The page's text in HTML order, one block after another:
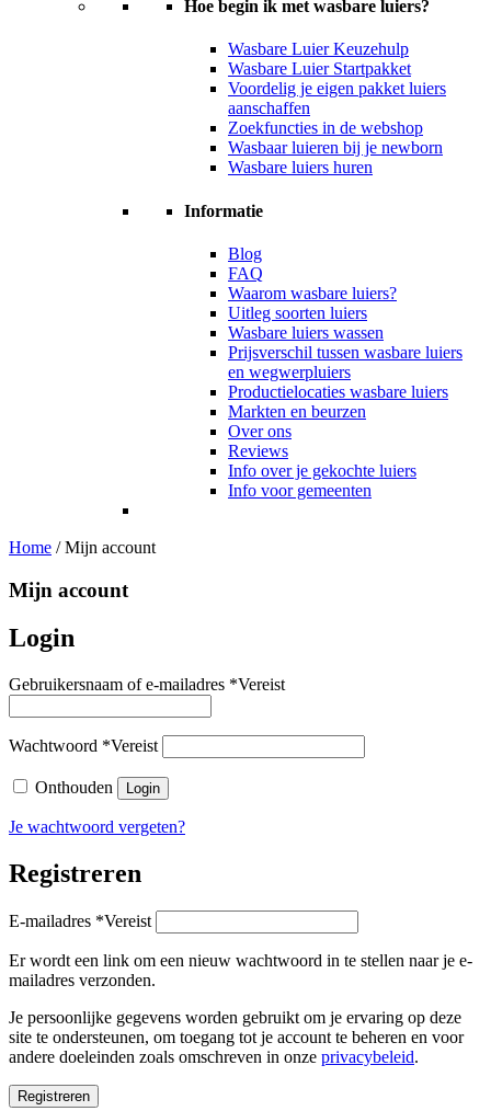
Hoe begin ik met wasbare luiers?
Wasbare Luier Keuzehulp
Wasbare Luier Startpakket
Voordelig je eigen pakket luiers
aanschaffen
Zoekfuncties in de webshop
Wasbaar luieren bij je newborn
Wasbare luiers huren
Informatie
Blog
FAQ
Waarom wasbare luiers?
Uitleg soorten luiers
Wasbare luiers wassen
Prijsverschil tussen wasbare luiers
en wegwerpluiers
Productielocaties wasbare luiers
Markten en beurzen
Over ons
Reviews
Info over je gekochte luiers
Info voor gemeenten
Home /Mijn account
Mijn account
Login
Gebruikersnaam of e-mailadres *Vereist
Wachtwoord *Vereist
Onthouden Login
Je wachtwoord vergeten?
Registreren
E-mailadres *Vereist
Er wordt een link om een nieuw wachtwoord in te stellen naar je e-
mailadres verzonden.
Je persoonlijke gegevens worden gebruikt om je ervaring op deze
site te ondersteunen, om toegang tot je account te beheren en voor
andere doeleinden zoals omschreven in onze privacybeleid.
Registreren